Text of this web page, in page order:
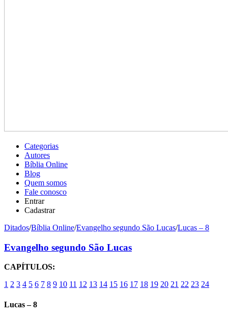
Categorias
Autores
Bíblia Online
Blog
Quem somos
Fale conosco
Entrar
Cadastrar
Ditados/Bíblia Online/Evangelho segundo São Lucas/Lucas – 8
Evangelho segundo São Lucas
CAPÍTULOS:
1 2 3 4 5 6 7 8 9 10 11 12 13 14 15 16 17 18 19 20 21 22 23 24
Lucas – 8